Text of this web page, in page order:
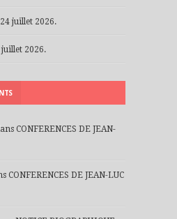
juillet 2026.
2026.
CONFERENCES DE JEAN-
CONFERENCES DE JEAN-LUC